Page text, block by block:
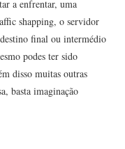
a enfrentar, uma
shapping, o servidor
final ou intermédio
podes ter sido
disso muitas outras
basta imaginação